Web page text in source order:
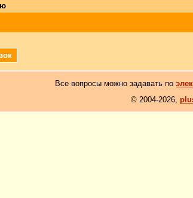
Все вопросы можно задавать по
© 2004-2026,